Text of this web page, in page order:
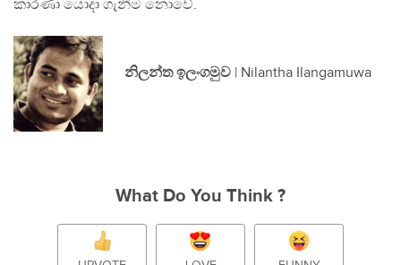
කාරණා යොදා ගැනීම නොවේ.
නිලන්ත ඉලංගමුව | Nilantha Ilangamuwa
What Do You Think ?